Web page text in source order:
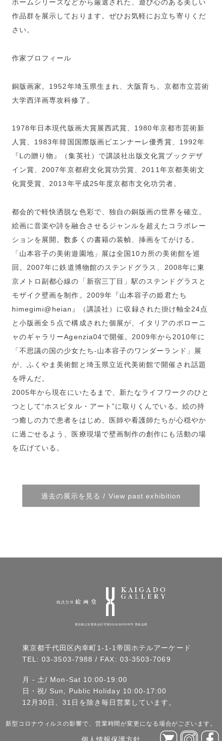
ホームシリーズなどから厳選された、遊び心のある美しい
作品群を展示しております。ぜひお気軽にお立ち寄りくだ
さい。
作家プロフィール
銅版画家。1952年埼玉県生まれ、大阪育ち。京都市立芸術
大学西洋画専攻科修了。
1978年日本現代版画大賞展西武賞、1980年京都市芸術新
人賞、1983年韓国国際版画ビエンナーレ優秀賞、1992年
『Lの贈り物』（集英社）で講談社出版文化賞ブックデザ
イン賞、2007年京都府文化賞功労賞、2011年京都美術文
化賞受賞、2013年平成25年度京都市文化功労者。
都会的で軽快洒脱な色彩で、独自の銅版画の世界を確立。
絵画に音楽や詩を融合させるジャンルを超えたコラボレー
ションを展開。数多くの書籍の装幀、挿画をてがける。
「山本容子の美術遊園地」展は全国10カ所の美術館を巡
回。2007年に鉄道博物館のステンドグラス、2008年に東
京メトロ副都心線の「新宿三丁目」駅のステンドグラスと
モザイク壁画を制作。2009年『山本容子の姫君たち
himegimi@heian』（講談社）に収録された掛け軸全24点
と小版画全５点で構成された個展が、イタリアのボローニ
ャのギャラリーAgenzia04で開催。2009年から2010年に
「不思議の国の少女たち-山本容子のワンダーランド」展
が、ふくやま美術館と埼玉県立近代美術館で開催され話題
を呼んだ。
2005年から現在にいたるまで、新たなライフワークのひと
つとして“ホスピタル・アート”に取りくんでいる。絵の持
つ癒しの力で患者をはじめ、医師や看護師たちが心穏やか
に過ごせるよう、医療現場で壁画制作の創作にも活動の場
を広げている。
過去の展示を見る / View past exhibition
東京都公安委員会許可第301012007978号 美術品商
東京都千代田区内幸町1-1-1帝国ホテルアーケード
TEL:03-3503-7988 / FAX: 03-3503-7069
月 - 土/ Mon-Sat 10:00-19:00
日・祝/ Sun, Public Holiday 10:00-17:00
12月30日、31日を除き毎日営業しています。
新型コロナウィルスの影響で、営業時間が変更になる場合がございます。